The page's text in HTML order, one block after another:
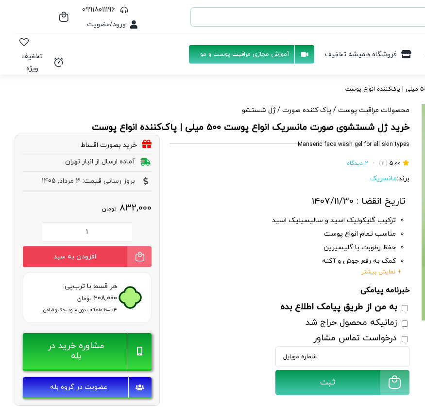
09918011196
ورود/عضویت
فروشگاه همیشه تخفیف آموزش مجازی مراقبت پوست و مو
تخفیف
ویژه
محصولات مراقبت پوست / پاک کننده صورت /ژل شستشو
خرید ژل شستشوی صورت مانسریک انواع پوست 500 میلی | پاک‌کننده انواع پوست
Manseric face wash gel for all skin types
5.00
(2)
• 2 دیدگاه
برند:مانسریک
تاریخ انقضا : 1407/11/30
ترکیب گلیکولیک اسید و سالیسیلیک اسید
مناسب تمام انواع پوست
حفظ رطوبت با گلیسیرین
کمک به رفع جوش و آکنه
حجم : 500 میلی لیتر
+ نمایش بیشتر
خبرنامه پیامکی
به من از طریق پیامک اطلاع بده
زمانیکه محصول حراج شد
درخواست تماس مشاور
خرید بصورت اقساط
آماده ارسال از انبار تهران
بروز رسانی قیمت: 3 مرداد, 1405
832,000 تومان
خرید
ژل
شستشوی
صورت
مانسریک
انواع
پوست
500
میلی
|
پاک‌کننده
انواع
افزودن به سبد
هر قسط با ترب‌پی:
208,000 تومان
۴ قسط ماهانه. بدون سود، چک و ضامن.
مشاوره خرید در
بله
عضویت در گروه بله